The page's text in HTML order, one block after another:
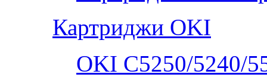
Картриджи OKI
OKI C5250/5240/